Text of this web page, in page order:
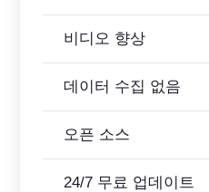
비디오 향상
데이터 수집 없음
오픈 소스
24/7 무료 업데이트